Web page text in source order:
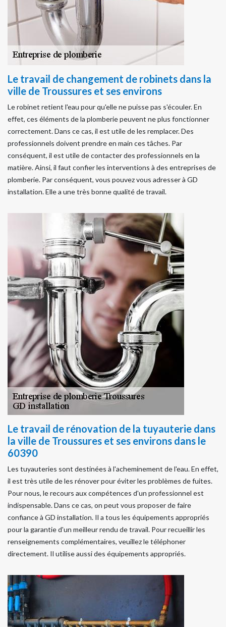
Le travail de changement de robinets dans la
ville de Troussures et ses environs
Le robinet retient l'eau pour qu'elle ne puisse pas s'écouler. En
effet, ces éléments de la plomberie peuvent ne plus fonctionner
correctement. Dans ce cas, il est utile de les remplacer. Des
professionnels doivent prendre en main ces tâches. Par
conséquent, il est utile de contacter des professionnels en la
matière. Ainsi, il faut confier les interventions à des entreprises de
plomberie. Par conséquent, vous pouvez vous adresser à GD
installation. Elle a une très bonne qualité de travail.
Le travail de rénovation de la tuyauterie dans
la ville de Troussures et ses environs dans le
60390
Les tuyauteries sont destinées à l'acheminement de l'eau. En effet,
il est très utile de les rénover pour éviter les problèmes de fuites.
Pour nous, le recours aux compétences d'un professionnel est
indispensable. Dans ce cas, on peut vous proposer de faire
confiance à GD installation. Il a tous les équipements appropriés
pour la garantie d'un meilleur rendu de travail. Pour recueillir les
renseignements complémentaires, veuillez le téléphoner
directement. Il utilise aussi des équipements appropriés.